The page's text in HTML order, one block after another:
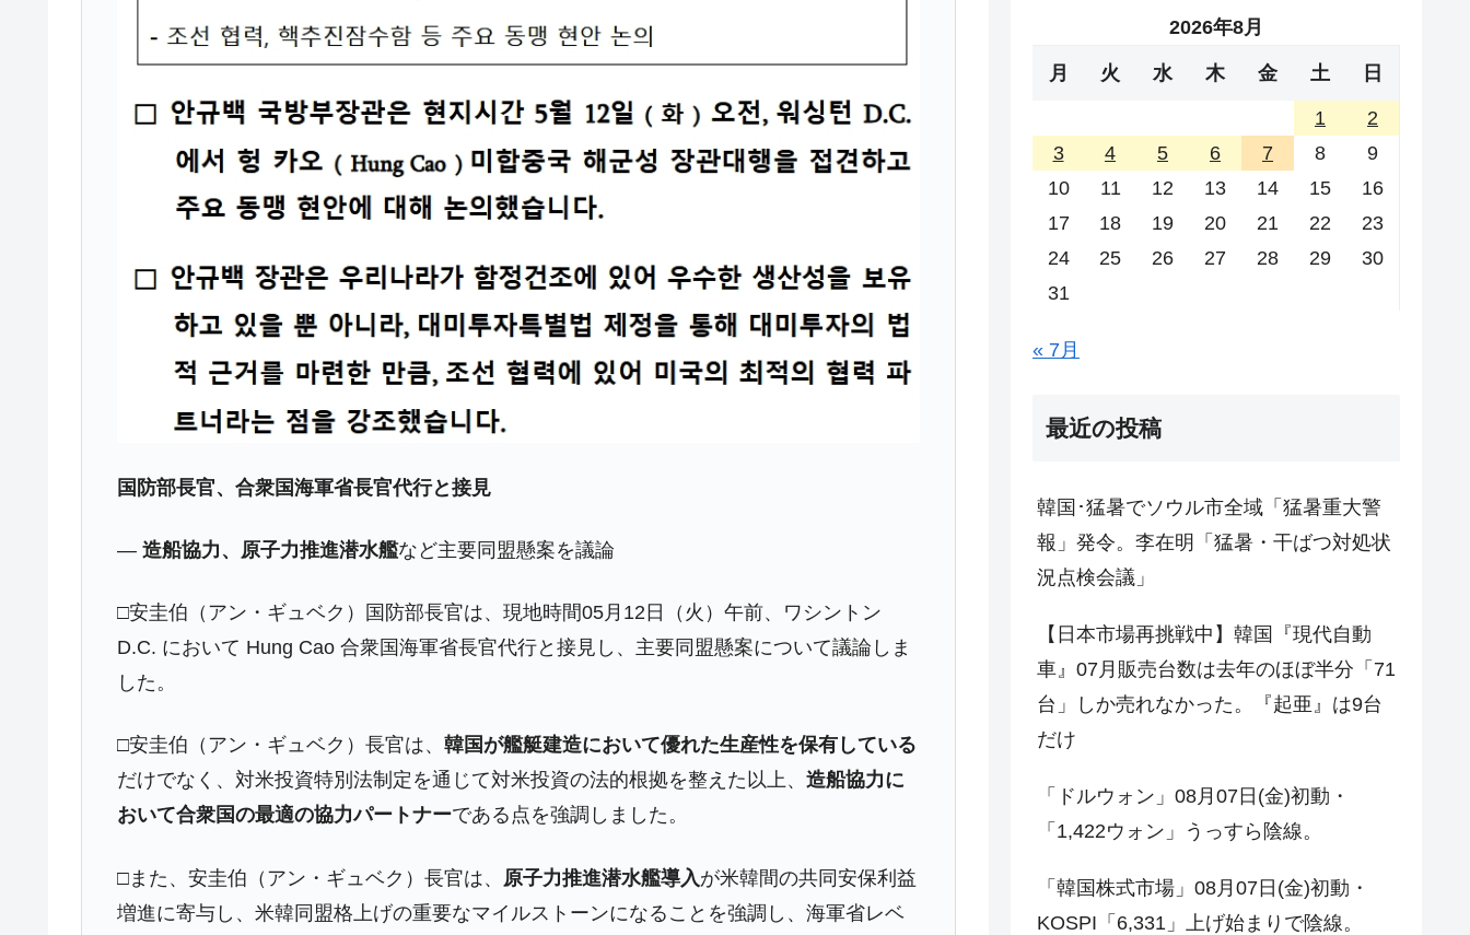
『Money1』 JPモルガン「韓国レバレッジETFの清算はほぼ終わった」
『Money1』 韓国『国民年金公団』株価暴落で200兆蒸発。
『Money1』 韓国政府「ニセＫ-ブランドを通報しようキャンペーン」⇒ あの名物教授も登場！
『Money1』 韓国「橋が落ちました」⇒ 耐久性「なさすぎ」では。
『Money1』 韓国半導体『SKハイニックス』2026年2Qの業績「史上最高益」当期純利益は前年同期比13.4倍に。
『Money1』 韓国･加徳島新国際空港「またも暗礁」の危機 ⇒ 10.7兆では損が出るからできない。
『Money1』
【速報】韓国株式市場の暴落・本日07月29日(水)もサイドカー・サーキットブレイカーの二段コンボ
『Money1』 IT産業は人を雇用する効果は低い。全産業の半分未満しか雇用を生まない
日本の誇る海洋資源調査船『白嶺』は先進技術の塊！
Fact1 夏の甲子園、優勝校を最も多く輩出している都道府県とは？
Fact1 今話題の「楽天ライオンズ」とは？
Fact1 奇跡の毛色「白毛馬」とは？
Fact1 発表から2日で大崩壊、鳴かず飛ばずに終わりそうなスーパーリーグとは？
Fact1 甲子園通算本塁打、最多の清原に次いで多く打っている意外な選手とは？
Fact1 セレクトセールの高額取引馬が稼いだ金額とは？
国防部長官、合衆国海軍省長官代行と接見
―造船協力、原子力推進潜水艦など主要同盟懸案を議論
□安圭伯（アン・ギュベク）国防部長官は、現地時間05月12日（火）午前、ワシントン
D.C. において Hung Cao 合衆国海軍省長官代行と接見し、主要同盟懸案について議論しま
した。
□安圭伯（アン・ギュベク）長官は、韓国が艦艇建造において優れた生産性を保有している
だけでなく、対米投資特別法制定を通じて対米投資の法的根拠を整えた以上、造船協力に
おいて合衆国の最適の協力パートナーである点を強調しました。
□また、安圭伯（アン・ギュベク）長官は、 原子力推進潜水艦導入が米韓間の共同安保利益
増進に寄与し、米韓同盟格上げの重要なマイルストーンになることを強調し、海軍省レベ
2026年8月
月 火 水 木 金 土 日
1
2
3
4 5 6 7 8
9
10
11 12 13 14 15
16
17
18 19 20 21 22
23
24
25 26 27 28 29
30
31
« 7月
最近の投稿
韓国･猛暑でソウル市全域「猛暑重大警
報」発令。李在明「猛暑・干ばつ対処状
況点検会議」
【日本市場再挑戦中】韓国『現代自動
車』07月販売台数は去年のほぼ半分「71
台」しか売れなかった。『起亜』は9台
だけ
「ドルウォン」08月07日(金)初動・
「1,422ウォン」うっすら陰線。
「韓国株式市場」08月07日(金)初動・
KOSPI「6,331」上げ始まりで陰線。